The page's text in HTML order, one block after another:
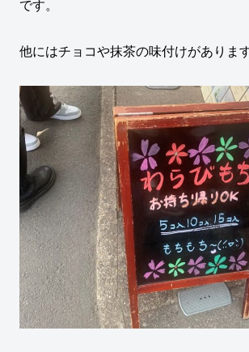
です。
他にはチョコや抹茶の味付けがあります